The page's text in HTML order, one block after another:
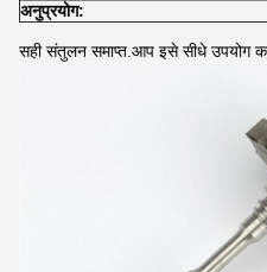
अनुप्रयोग:
सही संतुलन समाप्त.आप इसे सीधे उपयोग